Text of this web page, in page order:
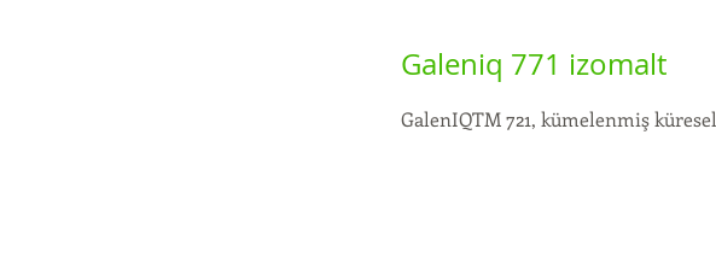
Galeniq 771 izomalt
GalenIQTM 721, kümelenmiş